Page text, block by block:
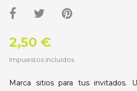
2,50 €
Impuestos incluidos
Marca sitios para tus invitados.